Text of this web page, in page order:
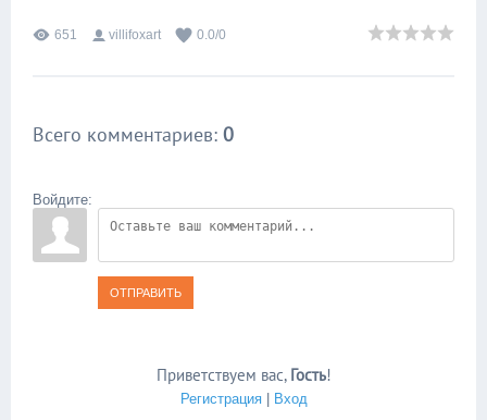
651 villifoxart 0.0/0
Всего комментариев: 0
Войдите:
ОТПРАВИТЬ
Приветствуем вас, Гость!
Регистрация| Вход